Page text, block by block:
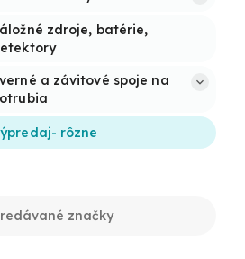
zdroje, batérie,
a závitové spoje na
rôzne
značky